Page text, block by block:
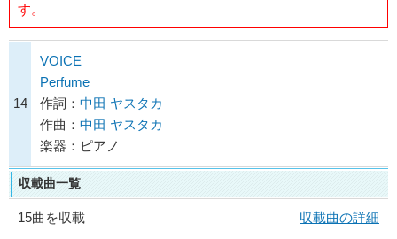
す。
14
VOICE
Perfume
作詞： 中田 ヤスタカ
作曲： 中田 ヤスタカ
楽器：ピアノ
収載曲一覧
15曲を収載
収載曲の詳細